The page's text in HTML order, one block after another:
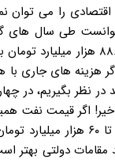
را می توان
طی سال های
اگر هزینه های جاری
دلار هزینه سالانه دولت رشد
اگر قیمت نفت
زیادی نکند حداکثر درآمد ناشی از صادرات
دولتی بهتر